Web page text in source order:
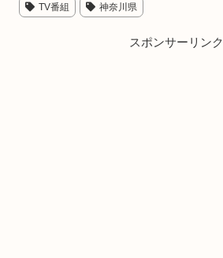
TV番組 神奈川県
スポンサーリンク